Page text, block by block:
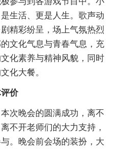
生活、更是人生。歌声动
精彩纷呈，场上气氛热烈
文化气息与青春气息，充
化素养与精神风貌，同时
化大餐。
价
晚会的圆满成功，离不
不开老师们的大力支持，
。晚会前会场的装扮，大